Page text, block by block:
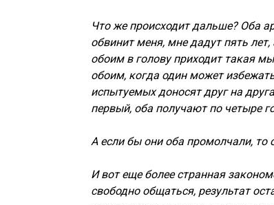
Что же происходит дальше? Оба
обвинит меня, мне дадут пять
обоим в голову приходит такая
обоим, когда один может
испытуемых доносят друг на
первый, оба получают по четыре
А если бы они оба промолчали, то
И вот еще более странная
свободно общаться, результат